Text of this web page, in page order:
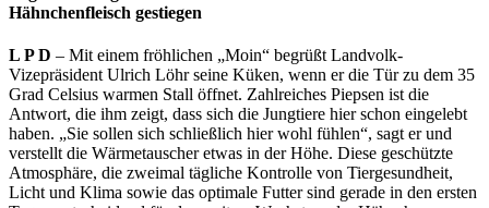
Hähnchenfleisch gestiegen
L P D – Mit einem fröhlichen „Moin“ begrüßt Landvolk-
Vizepräsident Ulrich Löhr seine Küken, wenn er die Tür zu dem 35
Grad Celsius warmen Stall öffnet. Zahlreiches Piepsen ist die
Antwort, die ihm zeigt, dass sich die Jungtiere hier schon eingelebt
haben. „Sie sollen sich schließlich hier wohl fühlen“, sagt er und
verstellt die Wärmetauscher etwas in der Höhe. Diese geschützte
Atmosphäre, die zweimal tägliche Kontrolle von Tiergesundheit,
Licht und Klima sowie das optimale Futter sind gerade in den ersten